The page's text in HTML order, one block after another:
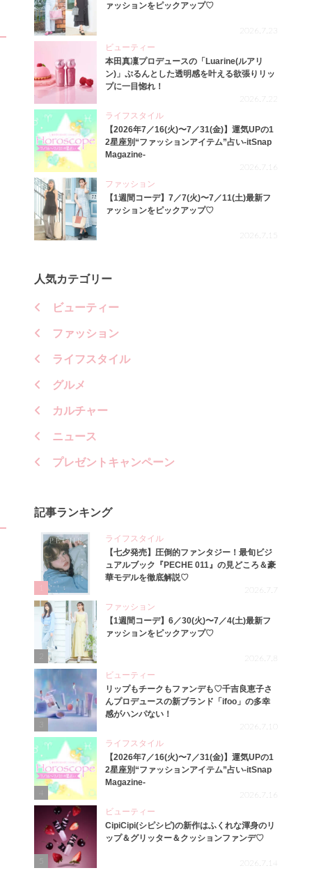
ァッションをピックアップ♡
2026.7.23
ビューティー
本田真凜プロデュースの「Luarine(ルアリ
ン)」ぷるんとした透明感を叶える欲張りリッ
プに一目惚れ！
2026.7.22
ライフスタイル
【2026年7／16(火)〜7／31(金)】運気UPの1
2星座別“ファッションアイテム”占い-itSnap
Magazine-
2026.7.16
ファッション
【1週間コーデ】7／7(火)〜7／11(土)最新フ
ァッションをピックアップ♡
2026.7.15
人気カテゴリー
ビューティー
ファッション
ライフスタイル
グルメ
カルチャー
ニュース
プレゼントキャンペーン
記事ランキング
ライフスタイル
【七夕発売】圧倒的ファンタジー！最旬ビジ
ュアルブック『PECHE 011』の見どころ＆豪
華モデルを徹底解説♡
2026.7.7
ファッション
【1週間コーデ】6／30(火)〜7／4(土)最新フ
ァッションをピックアップ♡
2026.7.8
3
ビューティー
リップもチークもファンデも♡千吉良恵子さ
んプロデュースの新ブランド「ifoo」の多幸
感がハンパない！
2026.7.10
4
ライフスタイル
【2026年7／16(火)〜7／31(金)】運気UPの1
2星座別“ファッションアイテム”占い-itSnap
Magazine-
2026.7.16
ビューティー
CipiCipi(シピシピ)の新作はふくれな渾身のリ
ップ＆グリッター＆クッションファンデ♡
2026.7.14